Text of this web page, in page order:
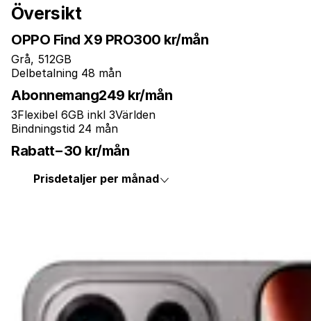
Översikt
OPPO Find X9 PRO300 kr/mån
Grå, 512GB
Delbetalning 48 mån
Abonnemang249 kr/mån
3Flexibel 6GB inkl 3Världen
Bindningstid 24 mån
Rabatt−30 kr/mån
Prisdetaljer per månad